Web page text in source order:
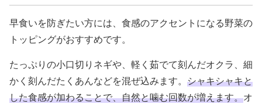
早食いを防ぎたい方には、食感のアクセントになる野菜の
トッピングがおすすめです。
たっぷりの小口切りネギや、軽く茹でて刻んだオクラ、細
かく刻んだたくあんなどを混ぜ込みます。 シャキシャキと
した食感が加わることで、自然と噛む回数が増えます。オ